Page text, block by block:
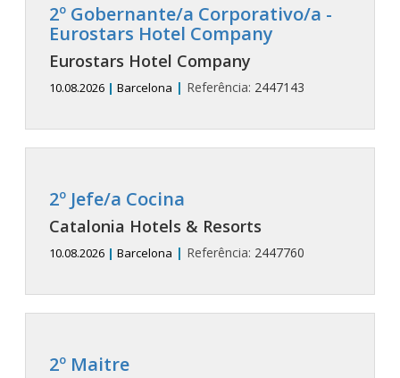
2º Gobernante/a Corporativo/a -
Eurostars Hotel Company
Eurostars Hotel Company
10.08.2026 | Barcelona | Referência: 2447143
2º Jefe/a Cocina
Catalonia Hotels & Resorts
10.08.2026 | Barcelona | Referência: 2447760
2º Maitre